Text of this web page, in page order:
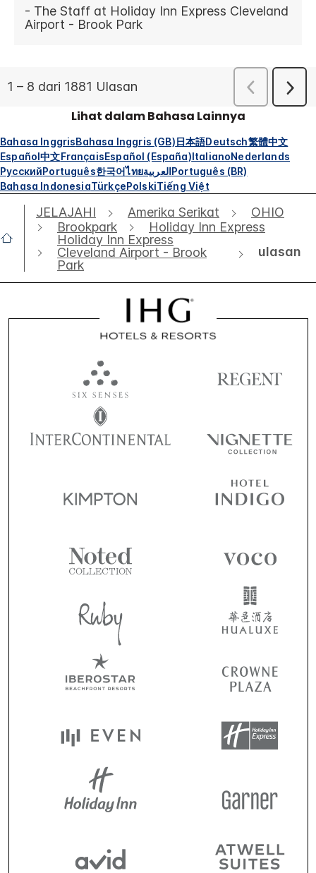
Lihat dalam Bahasa Lainnya
Bahasa InggrisBahasa Inggris (GB)日本語Deutsch繁體中文
Español中文FrançaisEspañol (España)ItalianoNederlands
РусскийPortuguês한국어ไทยالعربيةPortuguês (BR)
Bahasa IndonesiaTürkçePolskiTiếng Việt
JELAJAHI Amerika Serikat
OHIO
Brookpark
Holiday Inn Express
Holiday Inn Express
Cleveland Airport - Brook
Park
ulasan